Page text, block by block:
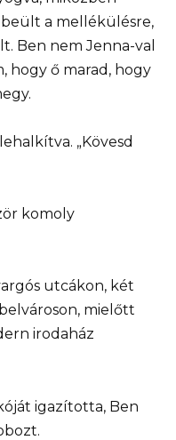
a mellékülésre,
Ben nem Jenna-val
hogy ő marad, hogy
„Kövesd
komoly
utcákon, két
mielőtt
irodaház
igazította, Ben